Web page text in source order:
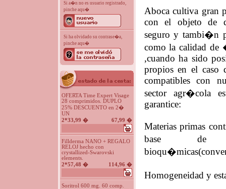
Si a�n no es usuario registrado,
pinche aqu�
Si ha olvidado su contrase�a,
pinche aqu�
OFERTA Time Expert Visage
28 comprimidos. DUPLO
25% DESCUENTO en 2�
UN
2*33,99 �
67,99 �
Fillderma NANO + REGALO
RELOJ hecho con
crystallized-Swarovski
elements.
2*57,48 �
114,96 �
Soritrol 600 mg. 60 comp.
Aboca cultiva gran
con el objeto de
seguro y tambi�n
como la calidad de
,cuando ha sido
propios en el caso
compatibles con
sector agr�cola
garantice:
Materias primas
base de
Homogeneidad y